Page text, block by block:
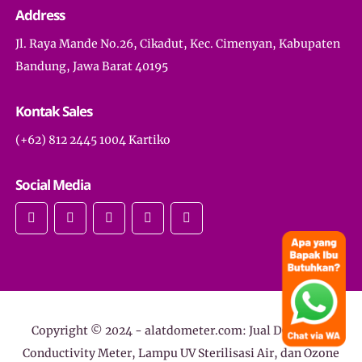
Address
Jl. Raya Mande No.26, Cikadut, Kec. Cimenyan, Kabupaten
Bandung, Jawa Barat 40195
Kontak Sales
(+62) 812 2445 1004 Kartiko
Social Media
Copyright © 2024 - alatdometer.com: Jual DO Meter,
Conductivity Meter, Lampu UV Sterilisasi Air, dan Ozone